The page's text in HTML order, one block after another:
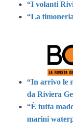
“I volanti
“La
“In arrivo le
da Riviera
“È tutta
marini